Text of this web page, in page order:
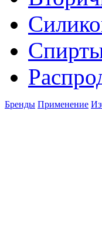
Бренды Применение